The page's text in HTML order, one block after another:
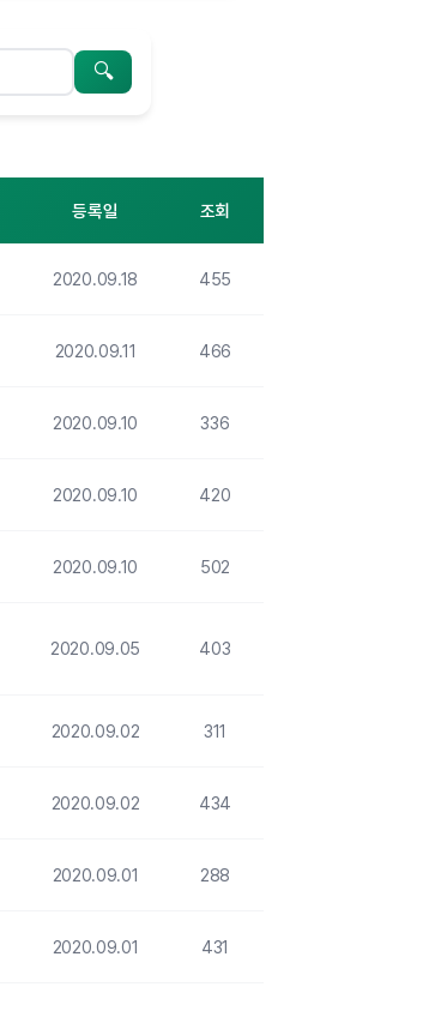
등록일 조회
2020.09.18 455
2020.09.11 466
2020.09.10 336
2020.09.10 420
2020.09.10 502
2020.09.05 403
2020.09.02 311
2020.09.02 434
2020.09.01 288
2020.09.01 431